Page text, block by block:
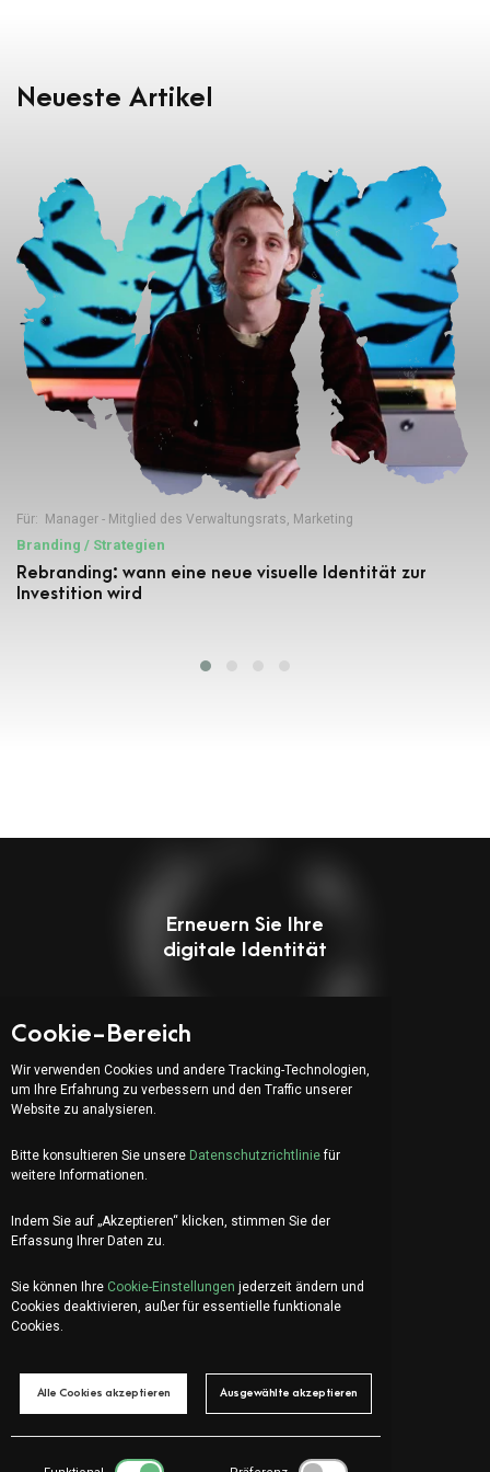
Neueste Artikel
Für: Manager - Mitglied des Verwaltungsrats Marketing
Branding / Strategien
Rebranding: wann eine neue visuelle Identität zur
Investition wird
Lass uns chatten?
Social Media
Anmelden
Erneuern Sie Ihre
digitale Identität
Adresse:
6900 Lugano (CH)
Cookie-Bereich
Wir verwenden Cookies und andere Tracking-Technologien,
um Ihre Erfahrung zu verbessern und den Traffic unserer
Website zu analysieren.
Bitte konsultieren Sie unsere Datenschutzrichtliniefür
weitere Informationen.
Indem Sie auf „Akzeptieren“ klicken, stimmen Sie der
Erfassung Ihrer Daten zu.
Sie können Ihre Cookie-Einstellungen jederzeit ändern und
Cookies deaktivieren, außer für essentielle funktionale
Cookies.
Alle Cookies akzeptieren Ausgewählte akzeptieren